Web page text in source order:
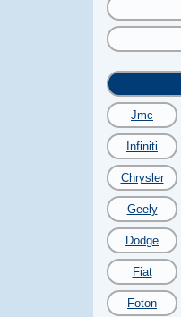
Jmc
Infiniti
Chrysler
Geely
Dodge
Fiat
Foton